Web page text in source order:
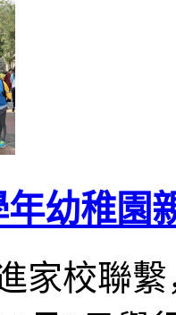
年幼稚園
家校聯